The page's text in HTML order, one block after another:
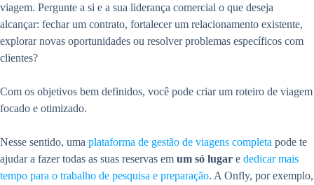
viagem. Pergunte a si e a sua liderança comercial o que deseja
alcançar: fechar um contrato, fortalecer um relacionamento existente,
explorar novas oportunidades ou resolver problemas específicos com
clientes?
Com os objetivos bem definidos, você pode criar um roteiro de viagem
focado e otimizado.
Nesse sentido, uma plataforma de gestão de viagens completa pode te
ajudar a fazer todas as suas reservas em um só lugar e dedicar mais
tempo para o trabalho de pesquisa e preparação. A Onfly, por exemplo,